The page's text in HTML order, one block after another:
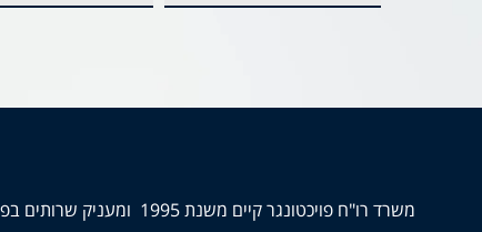
משרד רו"ח פויכטונגר קיים משנת 1995 ומעניק שרותים בפריסה ארצית